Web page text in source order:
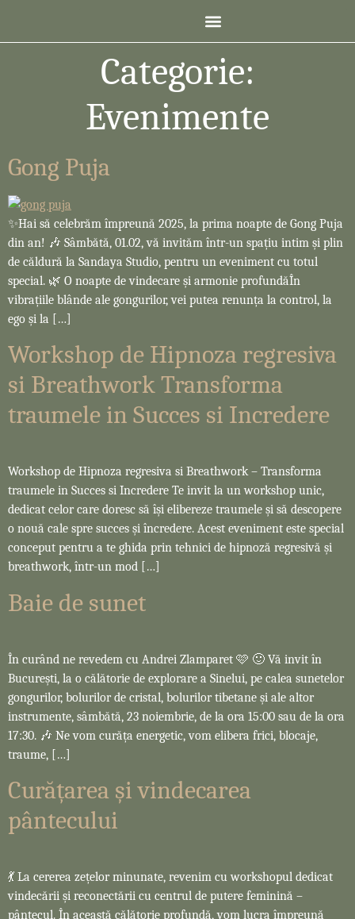
Categorie:
Evenimente
Gong Puja
✨️Hai să celebrăm împreună 2025, la prima noapte de Gong Puja
din an! 🎶 Sâmbătă, 01.02, vă invităm într-un spațiu intim și plin
de căldură la Sandaya Studio, pentru un eveniment cu totul
special. 🌿 O noapte de vindecare și armonie profundăÎn
vibrațiile blânde ale gongurilor, vei putea renunța la control, la
ego și la […]
Workshop de Hipnoza regresiva
si Breathwork Transforma
traumele in Succes si Incredere
Workshop de Hipnoza regresiva si Breathwork – Transforma
traumele in Succes si Incredere Te invit la un workshop unic,
dedicat celor care doresc să își elibereze traumele și să descopere
o nouă cale spre succes și încredere. Acest eveniment este special
conceput pentru a te ghida prin tehnici de hipnoză regresivă și
breathwork, într-un mod […]
Baie de sunet
În curând ne revedem cu Andrei Zlamparet 🩷 🙂 Vă invit în
București, la o călătorie de explorare a Sinelui, pe calea sunetelor
gongurilor, bolurilor de cristal, bolurilor tibetane și ale altor
instrumente, sâmbătă, 23 noiembrie, de la ora 15:00 sau de la ora
17:30. 🎶 Ne vom curăța energetic, vom elibera frici, blocaje,
traume, […]
Curățarea și vindecarea
pântecului
💃 La cererea zețelor minunate, revenim cu workshopul dedicat
vindecării și reconectării cu centrul de putere feminină –
pântecul. În această călătorie profundă, vom lucra împreună